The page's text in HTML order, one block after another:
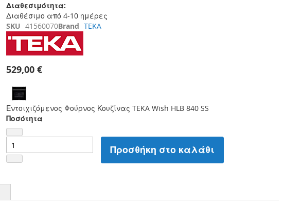
Διαθεσιμότητα:
Διαθέσιμο από 4-10 ημέρες
SKU 41560070Brand TEKA
529,00 €
Εντοιχιζόμενος Φούρνος Κουζίνας TEKA Wish HLB 840 SS
Ποσότητα
Προσθήκη στο καλάθι